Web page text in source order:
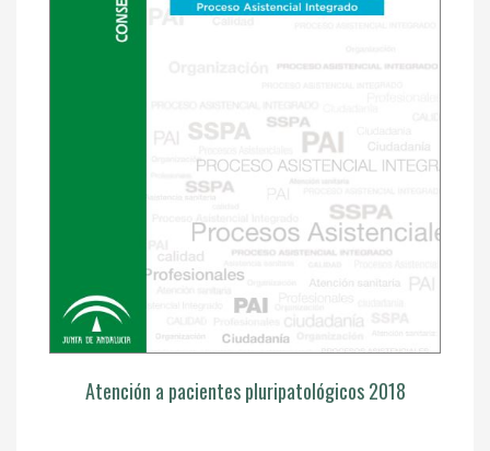
Atención a pacientes pluripatológicos 2018